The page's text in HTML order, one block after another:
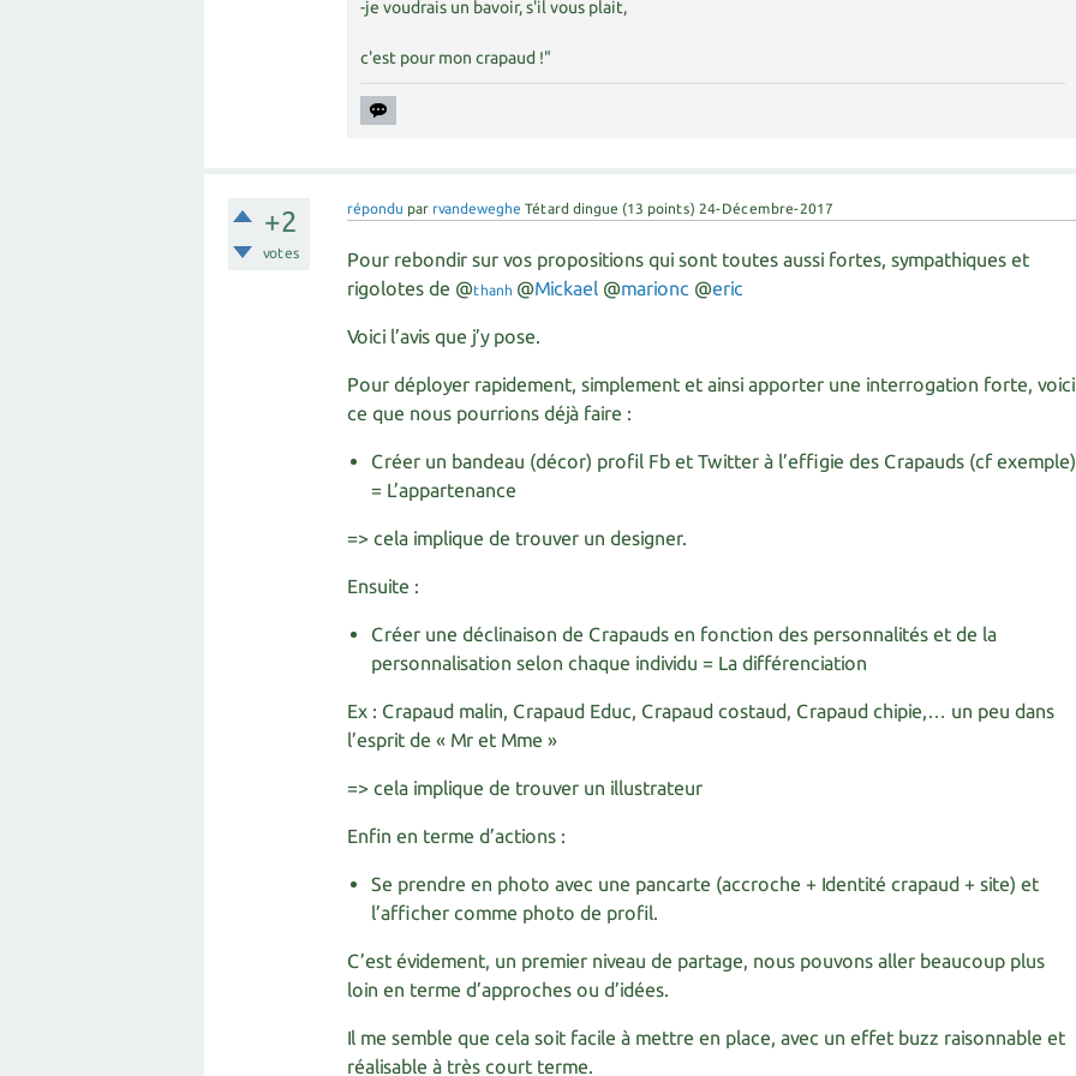
-je voudrais un bavoir, s'il vous plait,
c'est pour mon crapaud !"
+2
votes
répondu par rvandeweghe Tétard dingue (13 points) 24-Décembre-2017
Pour rebondir sur vos propositions qui sont toutes aussi fortes, sympathiques et
rigolotes de @thanh @Mickael @marionc @eric
Voici l’avis que j’y pose.
Pour déployer rapidement, simplement et ainsi apporter une interrogation forte, voici
ce que nous pourrions déjà faire :
Créer un bandeau (décor) profil Fb et Twitter à l’effigie des Crapauds (cf exemple)
= L’appartenance
=> cela implique de trouver un designer.
Ensuite :
Créer une déclinaison de Crapauds en fonction des personnalités et de la
personnalisation selon chaque individu = La différenciation
Ex : Crapaud malin, Crapaud Educ, Crapaud costaud, Crapaud chipie,… un peu dans
l’esprit de « Mr et Mme »
=> cela implique de trouver un illustrateur
Enfin en terme d’actions :
Se prendre en photo avec une pancarte (accroche + Identité crapaud + site) et
l’afficher comme photo de profil.
C’est évidement, un premier niveau de partage, nous pouvons aller beaucoup plus
loin en terme d’approches ou d’idées.
Il me semble que cela soit facile à mettre en place, avec un effet buzz raisonnable et
réalisable à très court terme.